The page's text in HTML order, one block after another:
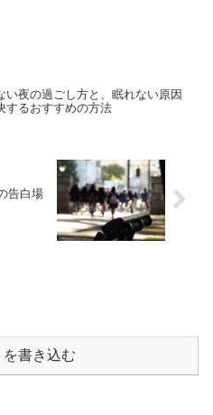
い夜の過ごし方と、眠れない原因
するおすすめの方法
告白場
を書き込む